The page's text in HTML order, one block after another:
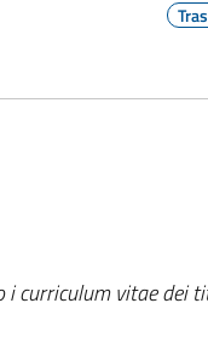
curriculum vitae dei